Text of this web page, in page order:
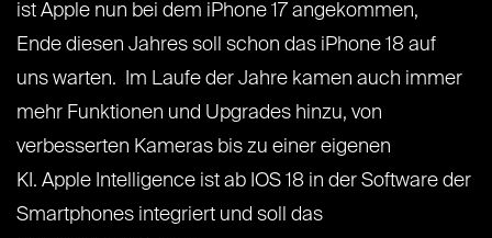
ist Apple nun bei dem iPhone 17 angekommen,
Ende diesen Jahres soll schon das iPhone 18 auf
uns warten. Im Laufe der Jahre kamen auch immer
mehr Funktionen und Upgrades hinzu, von
verbesserten Kameras bis zu einer eigenen
KI. Apple Intelligence ist ab IOS 18 in der Software der
Smartphones integriert und soll das